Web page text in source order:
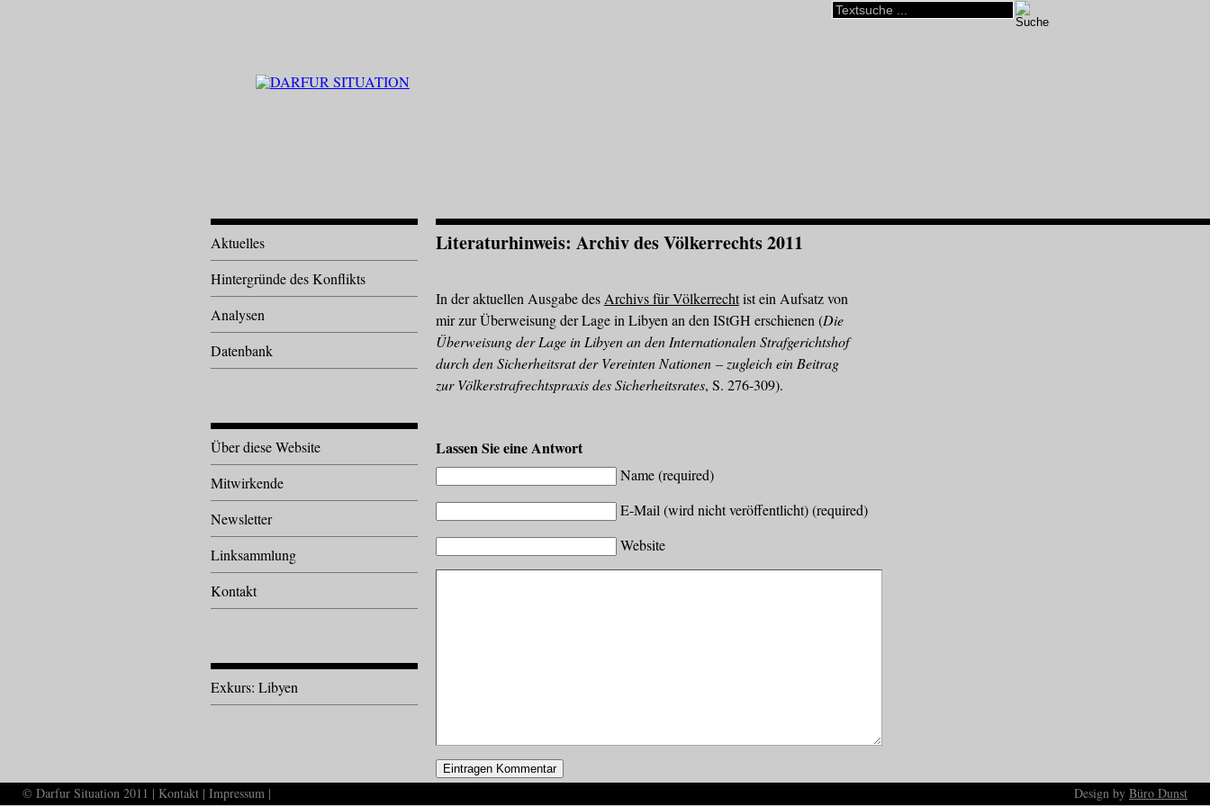
Literaturhinweis: Archiv des Völkerrechts 2011
In der aktuellen Ausgabe des Archivs für Völkerrechtist ein Aufsatz von
mir zur Überweisung der Lage in Libyen an den IStGH erschienen (Die
Überweisung der Lage in Libyen an den Internationalen Strafgerichtshof
durch den Sicherheitsrat der Vereinten Nationen – zugleich ein Beitrag
zur Völkerstrafrechtspraxis des Sicherheitsrates, S. 276-309).
Lassen Sie eine Antwort
Name (required)
E-Mail (wird nicht veröffentlicht) (required)
Website
Aktuelles
Hintergründe des Konflikts
Analysen
Datenbank
Über diese Website
Mitwirkende
Newsletter
Linksammlung
Kontakt
Exkurs: Libyen
© Darfur Situation 2011 | Kontakt | Impressum | Design by Büro Dunst